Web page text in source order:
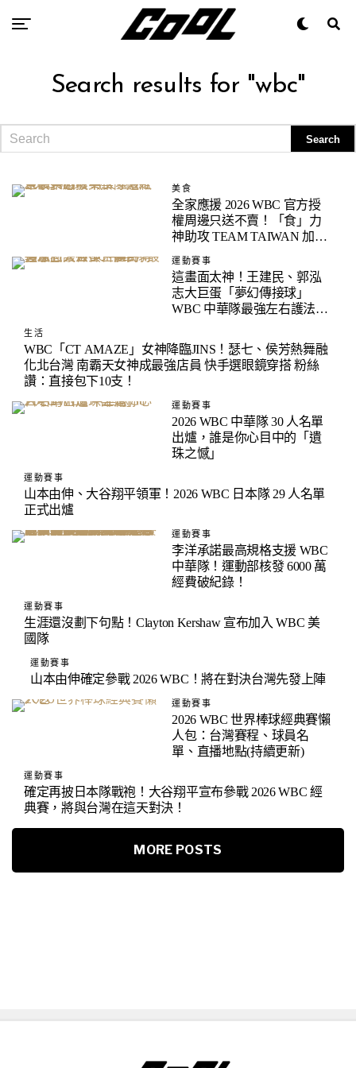
Search results for "wbc"
美食
全家應援 2026 WBC 官方授
權周邊只送不賣！「食」力
神助攻 TEAM TAIWAN 加
油！
運動賽事
這畫面太神！王建民、郭泓
志大巨蛋「夢幻傳接球」
WBC 中華隊最強左右護法神
生活
WBC「CT AMAZE」女神降臨JINS！瑟七、侯芳熱舞融
化北台灣 南霸天女神成最強店員 快手選眼鏡穿搭 粉絲
讚：直接包下10支！
運動賽事
2026 WBC 中華隊 30 人名單
出爐，誰是你心目中的「遺
珠之憾」
運動賽事
山本由伸、大谷翔平領軍！2026 WBC 日本隊 29 人名單
正式出爐
運動賽事
李洋承諾最高規格支援 WBC
中華隊！運動部核發 6000 萬
經費破紀錄！
運動賽事
生涯還沒劃下句點！Clayton Kershaw 宣布加入 WBC 美
國隊
運動賽事
山本由伸確定參戰 2026 WBC！將在對決台灣先發上陣
運動賽事
2026 WBC 世界棒球經典賽懶
人包：台灣賽程、球員名
單、直播地點(持續更新)
運動賽事
確定再披日本隊戰袍！大谷翔平宣布參戰 2026 WBC 經
典賽，將與台灣在這天對決！
MORE POSTS